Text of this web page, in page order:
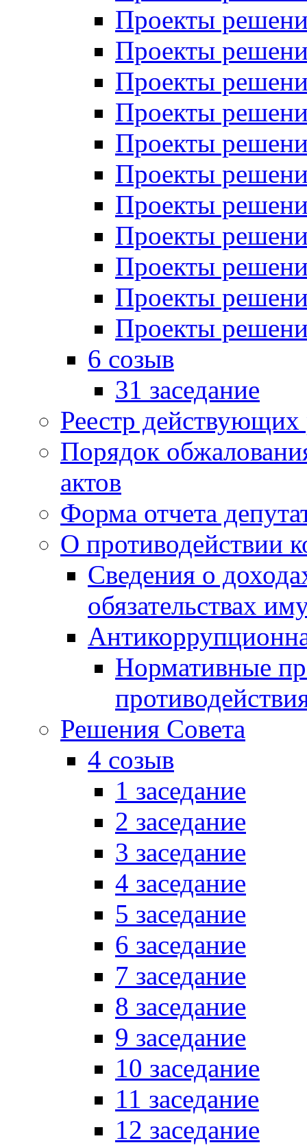
Проекты
Проекты
Проекты
Проекты
Проекты
Проекты
Проекты
Проекты
Проекты
Проекты
Проекты
6 созыв
31 заседание
Реестр
Порядок
актов
Форма отчета
О противодействии
Сведения о
обязательствах
Нормативные
Решения Совета
4 созыв
1 заседание
2 заседание
3 заседание
4 заседание
5 заседание
6 заседание
7 заседание
8 заседание
9 заседание
10 заседание
11 заседание
12 заседание